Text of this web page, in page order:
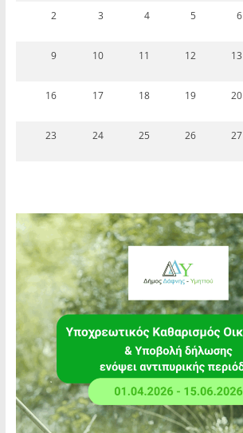
2 3 4 5 6
9 10 11 12 13
16 17 18 19 20
23 24 25 26 27